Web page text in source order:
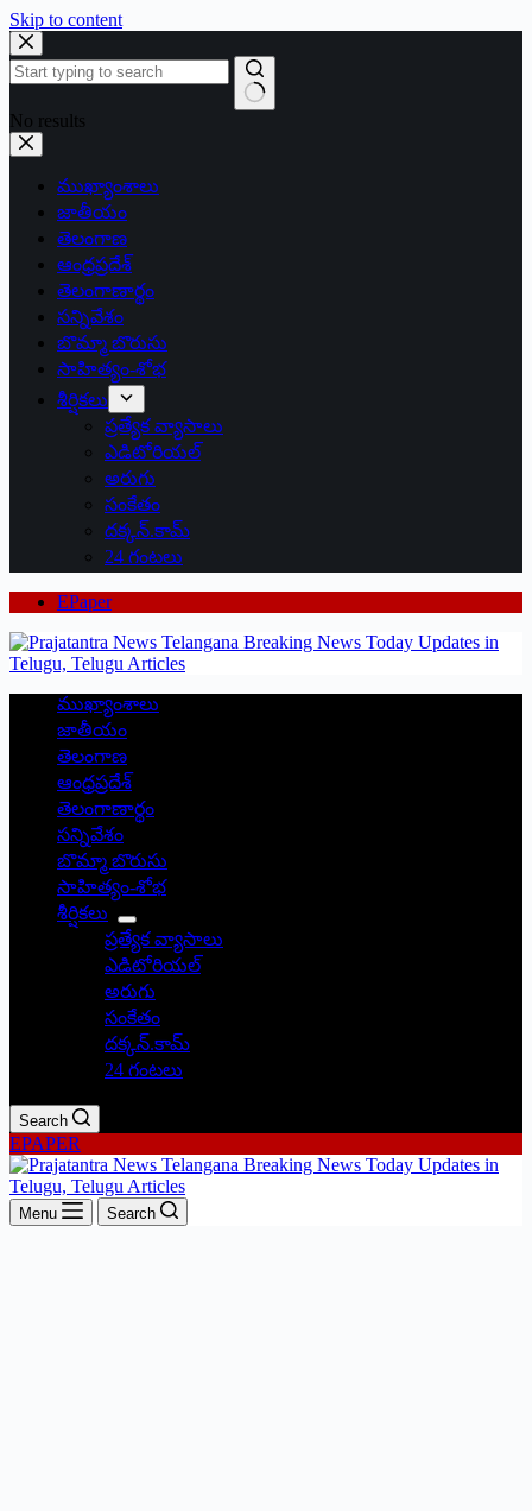
Skip to content
No results
ముఖ్యాంశాలు
జాతీయం
తెలంగాణ
ఆంధ్రప్రదేశ్
తెలంగాణార్థం
సన్నివేశం
బొమ్మా బొరుసు
సాహిత్యం-శోభ
శీర్షికలు
ప్రత్యేక వ్యాసాలు
ఎడిటోరియల్
అరుగు
సంకేతం
దక్కన్.కామ్
24 గంటలు
EPaper
ముఖ్యాంశాలు
జాతీయం
తెలంగాణ
ఆంధ్రప్రదేశ్
తెలంగాణార్థం
సన్నివేశం
బొమ్మా బొరుసు
సాహిత్యం-శోభ
శీర్షికలు
ప్రత్యేక వ్యాసాలు
ఎడిటోరియల్
అరుగు
సంకేతం
దక్కన్.కామ్
24 గంటలు
Search
EPAPER
Menu Search